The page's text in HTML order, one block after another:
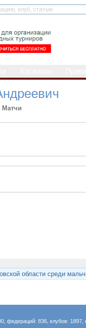
Матчи
области среди
федераций: 836, клубов: